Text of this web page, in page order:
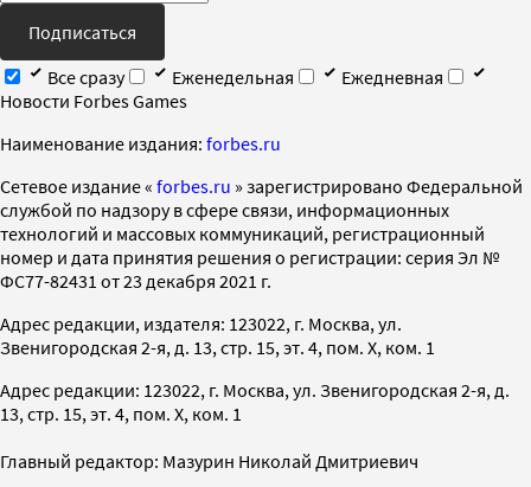
Подписаться
Все сразу
Еженедельная
Ежедневная
Новости Forbes Games
Наименование издания: forbes.ru
Cетевое издание « forbes.ru » зарегистрировано Федеральной
службой по надзору в сфере связи, информационных
технологий и массовых коммуникаций, регистрационный
номер и дата принятия решения о регистрации: серия Эл №
ФС77-82431 от 23 декабря 2021 г.
Адрес редакции, издателя: 123022, г. Москва, ул.
Звенигородская 2-я, д. 13, стр. 15, эт. 4, пом. X, ком. 1
Адрес редакции: 123022, г. Москва, ул. Звенигородская 2-я, д.
13, стр. 15, эт. 4, пом. X, ком. 1
Главный редактор: Мазурин Николай Дмитриевич